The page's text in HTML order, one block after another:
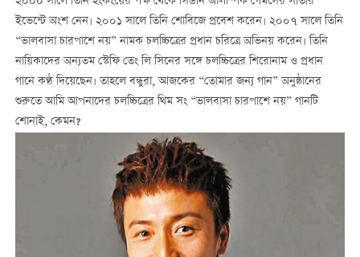
ইভেন্টে অংশ নেন। ২০০১ সালে তিনি শোবিজে প্রবেশ করেন। ২০০৭ সালে তিনি
“ভালবাসা চারপাশে নয়” নামক চলচ্চিত্রের প্রধান চরিত্রে অভিনয় করেন। তিনি
নায়িকাদের অন্যতম স্টেফি তেং লি সিনের সঙ্গে চলচ্চিত্রের শিরোনাম ও প্রধান
গানে কণ্ঠ দিয়েছেন। তাহলে বন্ধুরা, আজকের “তোমার জন্য গান” অনুষ্ঠানের
শুরুতে আমি আপনাদের চলচ্চিত্রের থিম সং “ভালবাসা চারপাশে নয়” গানটি
শোনাই, কেমন?